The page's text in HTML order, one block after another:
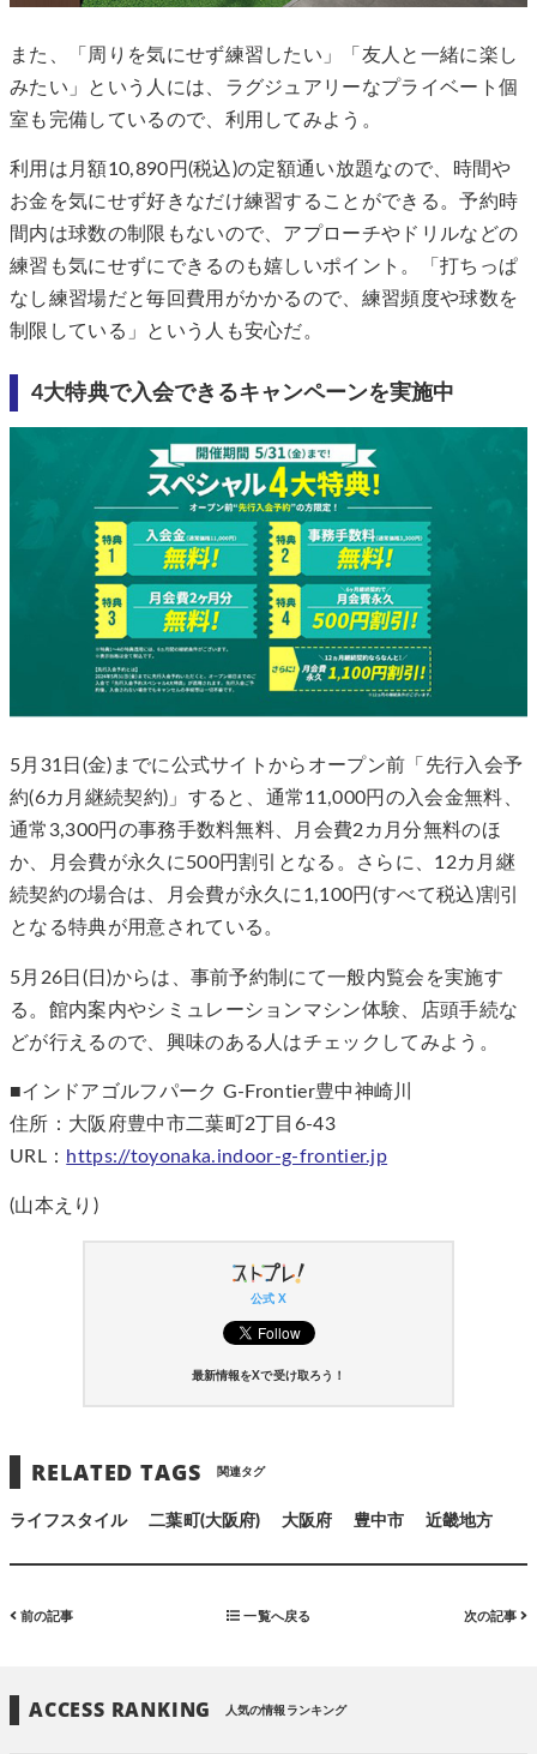
また、「周りを気にせず練習したい」「友人と一緒に楽し
みたい」という人には、ラグジュアリーなプライベート個
室も完備しているので、利用してみよう。
利用は月額10,890円(税込)の定額通い放題なので、時間や
お金を気にせず好きなだけ練習することができる。予約時
間内は球数の制限もないので、アプローチやドリルなどの
練習も気にせずにできるのも嬉しいポイント。「打ちっぱ
なし練習場だと毎回費用がかかるので、練習頻度や球数を
制限している」という人も安心だ。
4大特典で入会できるキャンペーンを実施中
5月31日(金)までに公式サイトからオープン前「先行入会予
約(6カ月継続契約)」すると、通常11,000円の入会金無料、
通常3,300円の事務手数料無料、月会費2カ月分無料のほ
か、月会費が永久に500円割引となる。さらに、12カ月継
続契約の場合は、月会費が永久に1,100円(すべて税込)割引
となる特典が用意されている。
5月26日(日)からは、事前予約制にて一般内覧会を実施す
る。館内案内やシミュレーションマシン体験、店頭手続な
どが行えるので、興味のある人はチェックしてみよう。
■インドアゴルフパーク G-Frontier豊中神崎川
住所：大阪府豊中市二葉町2丁目6-43
URL： https://toyonaka.indoor-g-frontier.jp
(山本えり)
公式 X
最新情報をXで受け取ろう！
RELATED TAGS 関連タグ
ライフスタイル 二葉町(大阪府) 大阪府 豊中市 近畿地方
前の記事 一覧へ戻る 次の記事
ACCESS RANKING 人気の情報ランキング